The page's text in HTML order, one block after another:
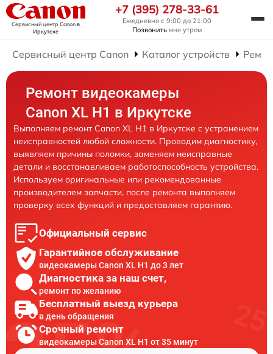
Сервисный центр Canonв
Иркутске
+7 (395) 278-33-61
Ежедневно с 9:00 до 21:00
Позвонить мне утром
Сервисный центр Canon Каталог устройств
Ремонт видеокамеры
Canon XL H1 в Иркутске
Выполняем ремонт Canon XL H1 в Иркутске с устранением
неисправностей любой сложности. Проводим диагностику,
выявляем причины поломки, заменяем неисправные
детали и восстанавливаем работоспособность устройства.
Используем оригинальные или рекомендованные
производителем запчасти, после ремонта выполняем
проверку всех функций и предоставляем гарантию.
Официальный сервис
Гарантийное обслуживание
видеокамеры Canon XL H1 до 3 лет
Диагностика за наш счет,
ремонт по желанию
Бесплатный выезд курьера
в день обращения
Срочный ремонт
видеокамеры Canon XL H1 от 35 минут